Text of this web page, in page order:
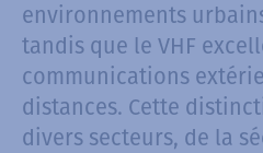
environnements
tandis que le VHF
communications
distances. Cette
divers secteurs, de la